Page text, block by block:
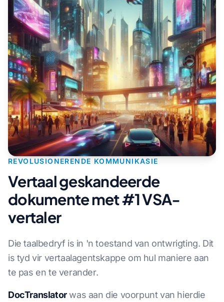
REVOLUSIONERENDE KOMMUNIKASIE
Vertaal geskandeerde
dokumente met #1 VSA-
vertaler
Die taalbedryf is in 'n toestand van ontwrigting. Dit
is tyd vir vertaalagentskappe om hul maniere aan
te pas en te verander.
DocTranslatorwas aan die voorpunt van hierdie